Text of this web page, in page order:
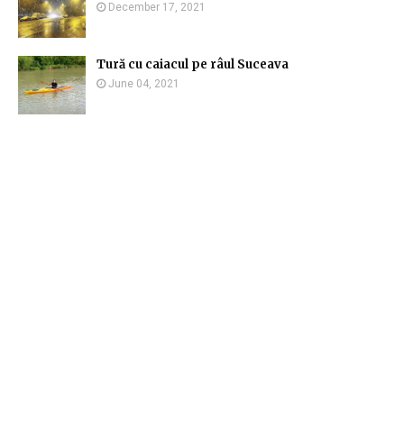
December 17, 2021
Tură cu caiacul pe râul Suceava
June 04, 2021